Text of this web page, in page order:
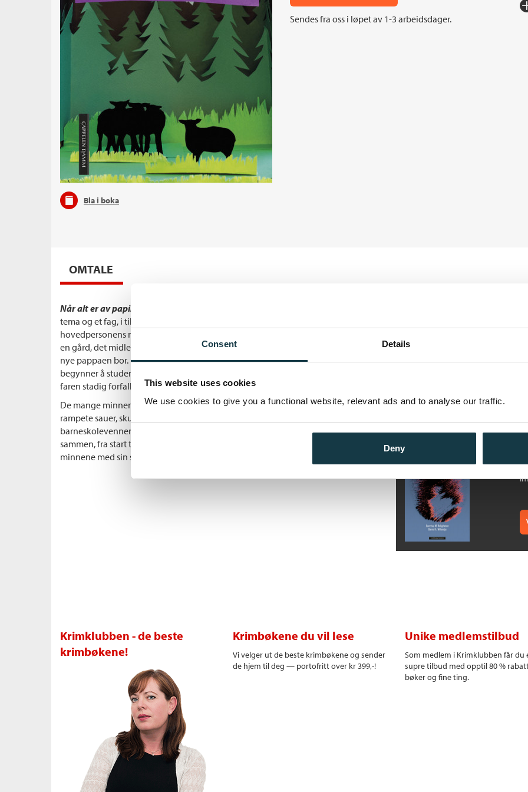
Consent Details
This website uses cookies
We use cookies to give you a functional website, relevant ads and to analyse our traffic.
Deny
Bla i boka
Sendes fra oss i løpet av 1-3 arbeidsdager.
OMTALE
Når alt er av papir
tema og et fag, i tillegg til en kort innledning. Hvert avsnitt skildrer et av
hovedpersonens minner, og starter med “Jeg husker”. Minnene er fra oppveksten på
en gård, det midlertidige huset moren etterhvert flytter til, og huset i byen hvor den
nye pappaen bor. Etter hvert flytter fortelleren også ut, drar på folkehøyskole og
begynner å studere. Hovedpersonen opplever å vokse opp samtidig som gården og
faren stadig forfaller.
De mange minnene er både såre og fine, og handler om uvanlige julaftener,
rampete sauer, skumle netter, kjedelige skoletimer, intrikate papirklipp, slemme
barneskolevenner, ekle kollektiv og en slitsom lillebror.
Når alt er av papirknyttes
sammen, fra start til slutt, av en telefonsamtale med lillebroren. Han deler mange av
minnene med sin søster, og blir et plutselig anker i alt kaoset.
Når alt er av papir
Bokmål
Flere bøker av Sunniva
Krimklubben - de beste
krimbøkene!
Krimbøkene du vil lese
Vi velger ut de beste krimbøkene og sender
de hjem til deg — portofritt over kr 399,-!
Unike medlemstilbud
Som medlem i Krimklubben får du
supre tilbud med opptil 80 %
bøker og fine ting.